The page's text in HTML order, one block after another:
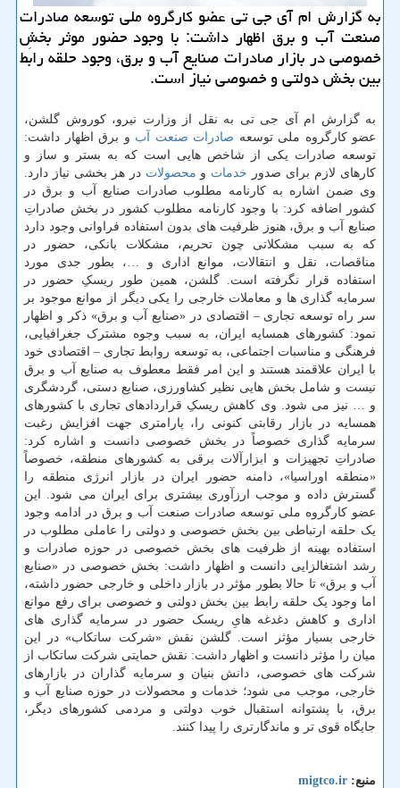
به گزارش ام آی جی تی عضو كارگروه ملی توسعه صادرات
صنعت آب و برق اظهار داشت: با وجود حضور موثر بخشِ
خصوصی در بازار صادرات صنایع آب و برق، وجود حلقه رابط
بین بخش دولتی و خصوصی نیاز است.
به گزارش ام آی جی تی به نقل از وزارت نیرو، کوروش گلشن،
عضو کارگروه ملی توسعه صادرات صنعت آب و برق اظهار داشت:
توسعه صادرات یکی از شاخص هایی است که به بستر و ساز و
کارهای لازم برای صدور خدمات و محصولات در هر بخشی نیاز دارد.
وی ضمن اشاره به کارنامه مطلوب صادرات صنایع آب و برق در
کشور اضافه کرد: با وجود کارنامه مطلوب کشور در بخش صادراتِ
صنایع آب و برق، هنوز ظرفیت های بدون استفاده فراوانی وجود دارد
که به سبب مشکلاتی چون تحریم، مشکلات بانکی، حضور در
مناقصات، نقل و انتقالات، موانع اداری و …، بطور جدی مورد
استفاده قرار نگرفته است. گلشن، همین طور ریسکِ حضور در
سرمایه گذاری ها و معاملات خارجی را یکی دیگر از موانع موجود بر
سر راه توسعه تجاری – اقتصادی در «صنایع آب و برق» ذکر و اظهار
نمود: کشورهای همسایه ایران، به سبب وجوه مشترک جغرافیایی،
فرهنگی و مناسبات اجتماعی، به توسعه روابط تجاری – اقتصادی خود
با ایران علاقمند هستند و این امر فقط معطوف به صنایع آب و برق
نیست و شامل بخش هایی نظیر کشاورزی، صنایع دستی، گردشگری
و … نیز می شود. وی کاهش ریسکِ قراردادهای تجاری با کشورهای
همسایه در بازار رقابتی کنونی را، پارامتری جهت افزایش رغبت
سرمایه گذاری خصوصاً در بخش خصوصی دانست و اشاره کرد:
صادراتِ تجهیزات و ابزارآلات برقی به کشورهای منطقه، خصوصاً
«منطقه اوراسیا»، دامنه حضور ایران در بازار انرژی منطقه را
گسترش داده و موجب ارزآوری بیشتری برای ایران می شود. این
عضو کارگروه ملی توسعه صادرات صنعت آب و برق در ادامه وجود
یک حلقه ارتباطی بین بخش خصوصی و دولتی را عاملی مطلوب در
استفاده بهینه از ظرفیت های بخش خصوصی در حوزه صادرات و
رشد اشتغالزایی دانست و اظهار داشت: بخش خصوصی در «صنایع
آب و برق» تا حالا بطور مؤثر در بازار داخلی و خارجی حضور داشته،
اما وجود یک حلقه رابط بین بخش دولتی و خصوصی برای رفع موانع
اداری و کاهش دغدغه هایِ ریسک حضور در سرمایه گذاری های
خارجی بسیار مؤثر است. گلشن نقش «شرکت ساتکاب» در این
میان را مؤثر دانست و اظهار داشت: نقش حمایتی شرکت ساتکاب از
شرکت های خصوصی، دانش بنیان و سرمایه گذاران در بازارهای
خارجی، موجب می شود؛ خدمات و محصولات در حوزه صنایع آب و
برق، با پشتوانه استقبال خوب دولتی و مردمی کشورهای دیگر،
جایگاه قوی تر و ماندگارتری را پیدا کنند.
منبع: migtco.ir